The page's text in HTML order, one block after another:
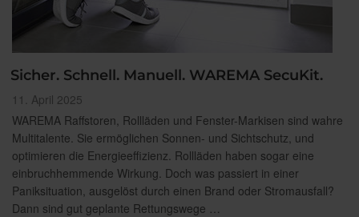
Sicher. Schnell. Manuell. WAREMA SecuKit.
Veröffentlicht
am
11. April 2025
WAREMA Raffstoren, Rollläden und Fenster-Markisen sind wahre
Multitalente. Sie ermöglichen Sonnen- und Sichtschutz, und
optimieren die Energieeffizienz. Rollläden haben sogar eine
einbruchhemmende Wirkung. Doch was passiert in einer
Paniksituation, ausgelöst durch einen Brand oder Stromausfall?
Dann sind gut geplante Rettungswege …